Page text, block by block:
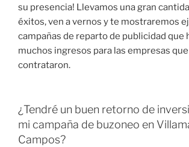
su presencia! Llevamos una gran
éxitos, ven a vernos y te mostraremos
campañas de reparto de publicidad que
muchos ingresos para las empresas
contrataron.
¿Tendré un buen retorno de
mi campaña de buzoneo en
Campos?